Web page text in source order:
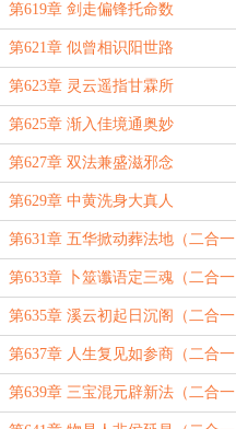
第619章 剑走偏锋托命数
第621章 似曾相识阳世路
第623章 灵云遥指甘霖所
第625章 渐入佳境通奥妙
第627章 双法兼盛滋邪念
第629章 中黄洗身大真人
第631章 五华掀动葬法地（二合一
求订！）
第633章 卜筮谶语定三魂（二合一
求订！）
第635章 溪云初起日沉阁（二合一
求订！）
第637章 人生复见如参商（二合一
求订！）
第639章 三宝混元辟新法（二合一